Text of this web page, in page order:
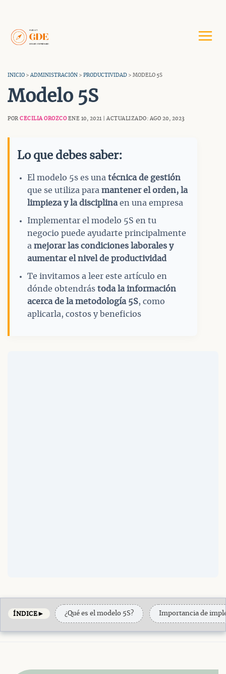
contenido
INICIO >ADMINISTRACIÓN > PRODUCTIVIDAD > MODELO 5S
Modelo 5S
POR CECILIA OROZCOENE 10, 2021 | ACTUALIZADO: AGO 20, 2023
Lo que debes saber:
El modelo 5s es una técnica de gestión
que se utiliza para mantener el orden, la
limpieza y la disciplinaen una empresa
Implementar el modelo 5S en tu
negocio puede ayudarte principalmente
a mejorar las condiciones laborales y
aumentar el nivel de productividad
Te invitamos a leer este artículo en
dónde obtendrás toda la información
acerca de la metodología 5S, como
aplicarla, costos y beneficios
ÍNDICE► ¿Qué es el modelo 5S? Importancia de